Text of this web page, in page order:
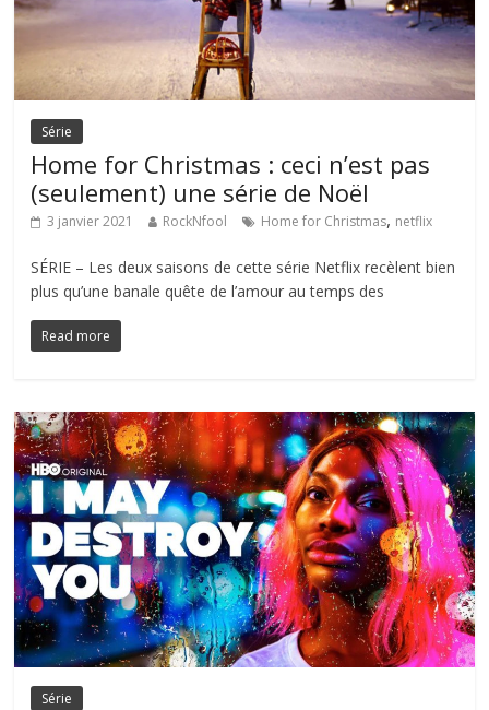
Série
Home for Christmas : ceci n’est pas
(seulement) une série de Noël
3 janvier 2021 RockNfool Home for Christmas, netflix
SÉRIE – Les deux saisons de cette série Netflix recèlent bien
plus qu’une banale quête de l’amour au temps des
Read more
Série